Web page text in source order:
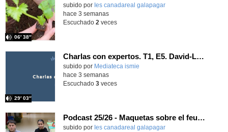
subido por Ies canadareal galapagar
06′ 38″
-
hace 3 semanas
Escuchado 2 veces
Charlas con expertos. T1, E5. David-Li Ilundáin Reviriego
subido por Mediateca ismie
29′ 03″
hace 3 semanas
Escuchado 3veces
Podcast 25/26 - Maquetas sobre el feudalismo
subido por Ies canadareal galapagar-